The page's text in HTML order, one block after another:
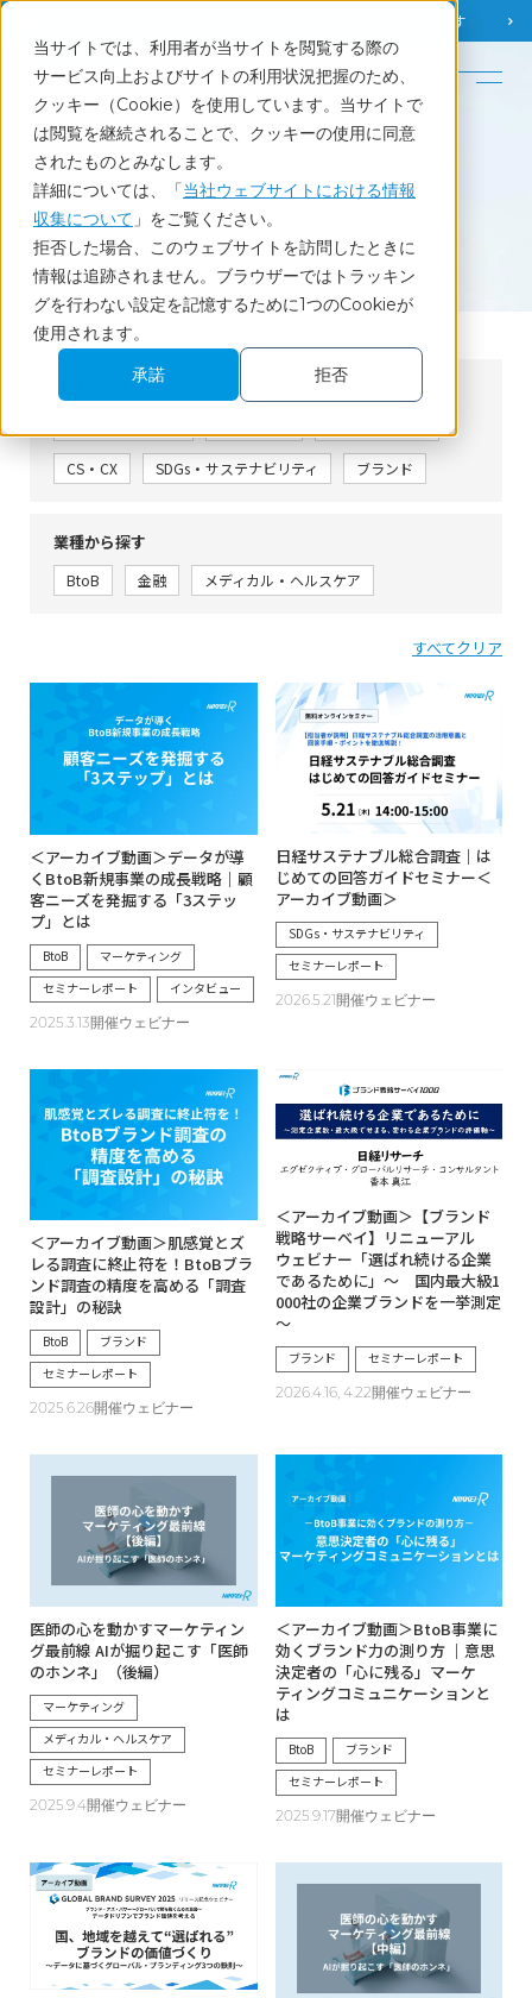
当サイトでは、利用者が当サイトを閲覧する際の
サービス向上およびサイトの利用状況把握のため、
クッキー（Cookie）を使用しています。当サイトで
は閲覧を継続されることで、クッキーの使用に同意
されたものとみなします。
詳細については、「当社ウェブサイトにおける情報
収集について 」をご覧ください。
拒否した場合、このウェブサイトを訪問したときに
情報は追跡されません。ブラウザーではトラッキン
グを行わない設定を記憶するために1つのCookieが
使用されます。
承諾
拒否
お役立ち情報を探す
English
ホーム セミナーレポート セミナーレポート
Report
セミナーレポート
セミナーレポート
課題から探す
CS・CX SDGs・サステナビリティ ブランド
業種から探す
BtoB 金融 メディカル・ヘルスケア
すべてクリア
＜アーカイブ動画＞データが導
くBtoB新規事業の成長戦略｜顧
客ニーズを発掘する「3ステッ
プ」とは
BtoB
マーケティング
セミナーレポート
インタビュー
2025.3.13開催ウェビナー
日経サステナブル総合調査｜は
じめての回答ガイドセミナー＜
アーカイブ動画＞
SDGs・サステナビリティ
セミナーレポート
2026.5.21開催ウェビナー
＜アーカイブ動画＞肌感覚とズ
レる調査に終止符を！BtoBブラ
ンド調査の精度を高める「調査
設計」の秘訣
BtoB
ブランド
セミナーレポート
2025.6.26開催ウェビナー
＜アーカイブ動画＞【ブランド
戦略サーベイ】リニューアル
ウェビナー「選ばれ続ける企業
であるために」～ 国内最大級1
000社の企業ブランドを一挙測定
～
ブランド セミナーレポート
2026.4.16, 4.22開催ウェビナー
医師の心を動かすマーケティン
グ最前線 AIが掘り起こす「医師
のホンネ」（後編）
マーケティング
メディカル・ヘルスケア
セミナーレポート
2025.9.4開催ウェビナー
＜アーカイブ動画＞BtoB事業に
効くブランド力の測り方 ｜意思
決定者の「心に残る」マーケ
ティングコミュニケーションと
は
BtoB
ブランド
セミナーレポート
2025.9.17開催ウェビナー